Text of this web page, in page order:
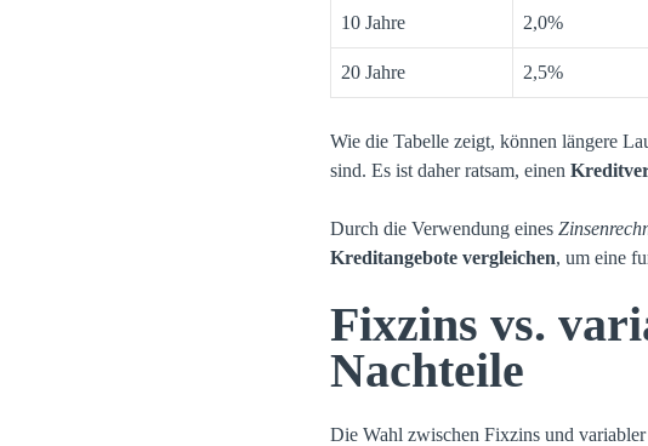
10 Jahre 2,0%
20 Jahre 2,5%
Wie die Tabelle zeigt, können längere
sind. Es ist daher ratsam, einen
Durch die Verwendung eines
Kreditangebote vergleichen, um eine
Fixzins vs.
Nachteile
Die Wahl zwischen Fixzins und